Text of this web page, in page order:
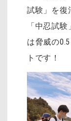
試験」を復
「中忍試
は脅威の
トです！